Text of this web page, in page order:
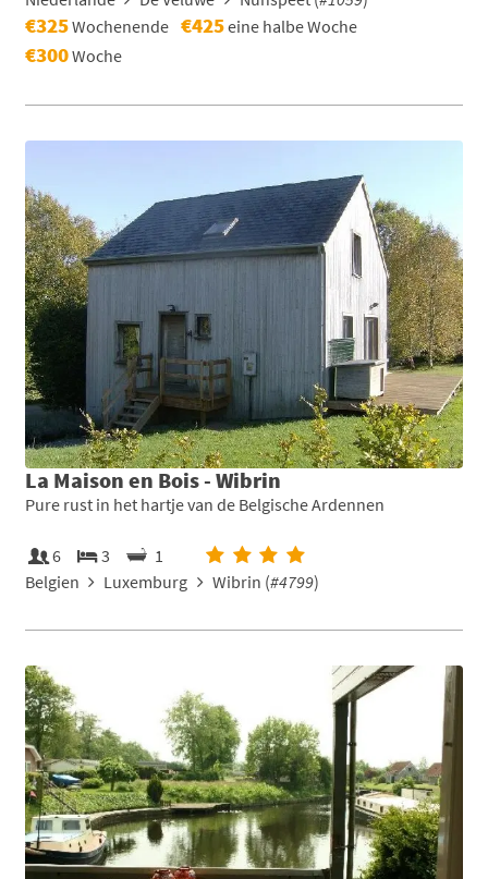
€325Wochenende €425eine halbe Woche
€300Woche
La Maison en Bois - Wibrin
Pure rust in het hartje van de Belgische Ardennen
6 3
1
Belgien
Luxemburg Wibrin (#4799)